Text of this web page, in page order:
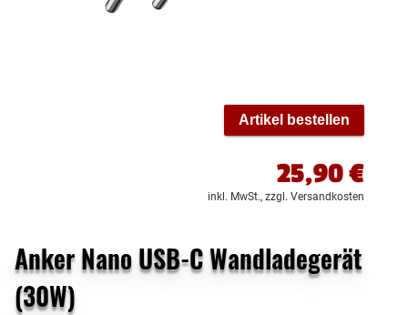
Artikel bestellen
25,90€
inkl. MwSt., zzgl. Versandkosten
Anker Nano USB-C Wandladegerät
(30W)